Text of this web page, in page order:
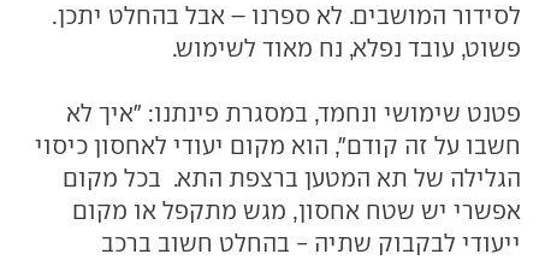
לסידור המושבים. לא ספרנו – אבל בהחלט יתכן.
פשוט, עובד נפלא, נח מאוד לשימוש.
פטנט שימושי ונחמד, במסגרת פינתנו: "איך לא
חשבו על זה קודם", הוא מקום יעודי לאחסון כיסוי
הגלילה של תא המטען ברצפת התא. בכל מקום
אפשרי יש שטח אחסון, מגש מתקפל או מקום
ייעודי לבקבוק שתיה - בהחלט חשוב ברכב